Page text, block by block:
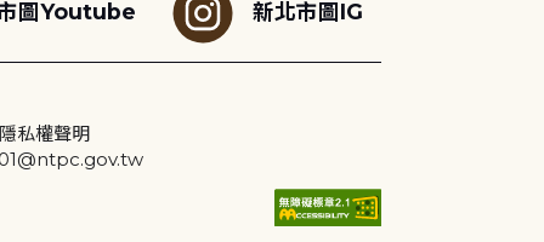
圖Youtube 新北市圖IG
隱私權聲明